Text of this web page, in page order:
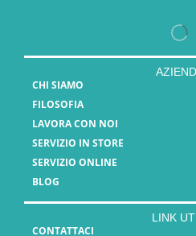
CHI SIAMO
FILOSOFIA
LAVORA CON NOI
SERVIZIO IN STORE
SERVIZIO ONLINE
BLOG
LINK
CONTATTACI